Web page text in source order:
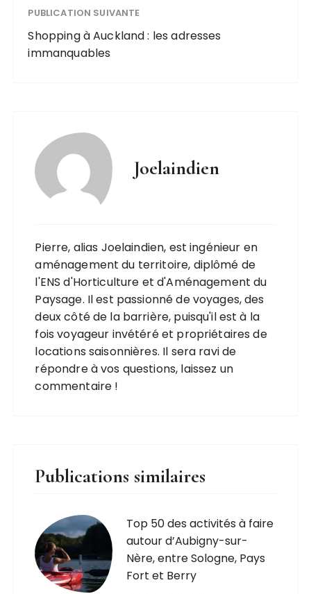
PUBLICATION SUIVANTE
Shopping à Auckland : les adresses
immanquables
Joelaindien
Pierre, alias Joelaindien, est ingénieur en
aménagement du territoire, diplômé de
l'ENS d'Horticulture et d'Aménagement du
Paysage. Il est passionné de voyages, des
deux côté de la barrière, puisqu'il est à la
fois voyageur invétéré et propriétaires de
locations saisonnières. Il sera ravi de
répondre à vos questions, laissez un
commentaire !
Publications similaires
Top 50 des activités à faire
autour d’Aubigny-sur-
Nère, entre Sologne, Pays
Fort et Berry